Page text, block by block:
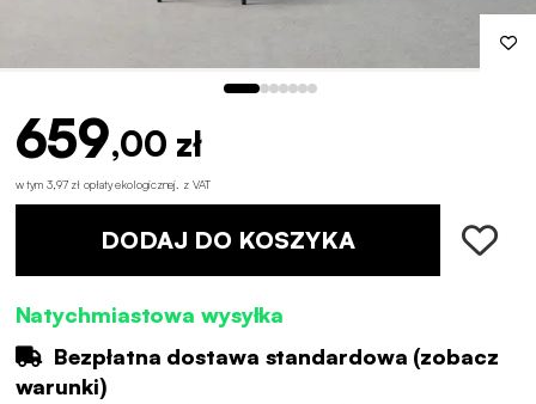
659,00 zł
w tym 3,97 zł opłaty ekologicznej z VAT
DODAJ DO KOSZYKA
Natychmiastowa wysyłka
Bezpłatna dostawa standardowa (zobacz
warunki)